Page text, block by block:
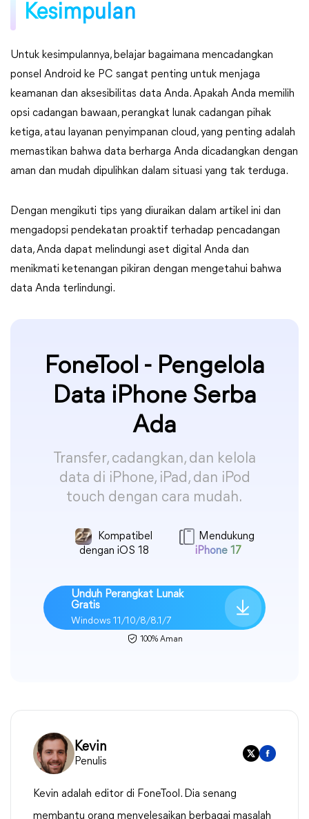
Kesimpulan
Untuk kesimpulannya, belajar bagaimana mencadangkan
ponsel Android ke PC sangat penting untuk menjaga
keamanan dan aksesibilitas data Anda. Apakah Anda memilih
opsi cadangan bawaan, perangkat lunak cadangan pihak
ketiga, atau layanan penyimpanan cloud, yang penting adalah
memastikan bahwa data berharga Anda dicadangkan dengan
aman dan mudah dipulihkan dalam situasi yang tak terduga.
Dengan mengikuti tips yang diuraikan dalam artikel ini dan
mengadopsi pendekatan proaktif terhadap pencadangan
data, Anda dapat melindungi aset digital Anda dan
menikmati ketenangan pikiran dengan mengetahui bahwa
data Anda terlindungi.
FoneTool - Pengelola
Data iPhone Serba
Ada
Transfer, cadangkan, dan kelola
data di iPhone, iPad, dan iPod
touch dengan cara mudah.
Kompatibel
dengan iOS 18
Mendukung
iPhone 17
Unduh Perangkat Lunak
Gratis
Windows 11/10/8/8.1/7
100% Aman
Kevin
Penulis
Kevin adalah editor di FoneTool. Dia senang
membantu orang menyelesaikan berbagai masalah